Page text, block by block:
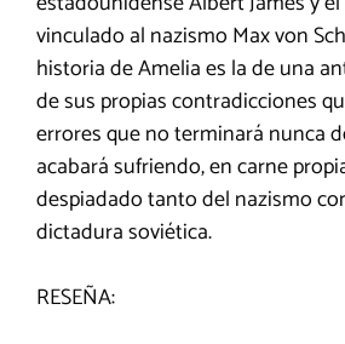
vinculado al nazismo Max von
historia de Amelia es la de una
de sus propias contradicciones
errores que no terminará nunca
acabará sufriendo, en carne
despiadado tanto del nazismo
dictadura soviética.
RESEÑA: